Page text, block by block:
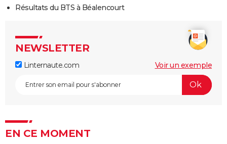
Résultats du BTS à Béalencourt
NEWSLETTER
Linternaute.com Voir un exemple
EN CE MOMENT